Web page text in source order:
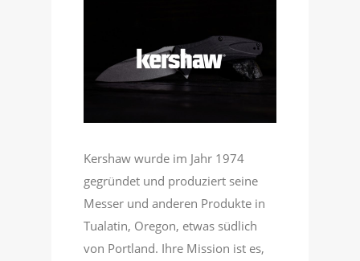
Kershaw wurde im Jahr 1974
gegründet und produziert seine
Messer und anderen Produkte in
Tualatin, Oregon, etwas südlich
von Portland. Ihre Mission ist es,